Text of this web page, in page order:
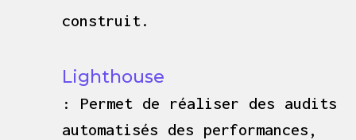
construit.
Lighthouse
: Permet de réaliser des audits
automatisés des performances,